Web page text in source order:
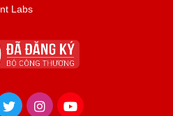
Labs